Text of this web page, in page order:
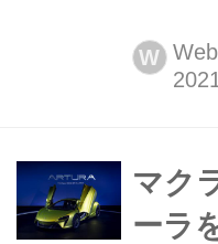
ツPHEV(
なる「
W
マク
ーラ